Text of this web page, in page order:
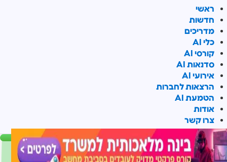
ראשי
חדשות
מדריכים
כלי AI
קורסי AI
סדנאות AI
אירועי AI
הרצאות לחברות
הטמעת AI
אודות
צרו קשר